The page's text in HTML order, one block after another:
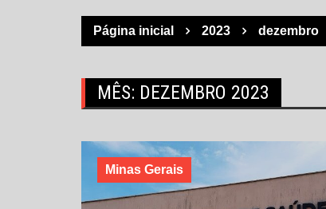
Página inicial 2023 dezembro
MÊS: DEZEMBRO 2023
Minas Gerais